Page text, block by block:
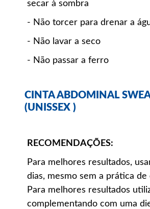
secar à sombra
- Não torcer para drenar a
- Não lavar a seco
- Não passar a ferro
CINTA ABDOMINAL
(UNISSEX )
RECOMENDAÇÕES:
Para melhores resultados,
dias, mesmo sem a prática de
Para melhores resultados
complementando com uma